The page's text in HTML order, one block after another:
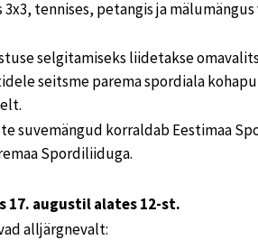
tennises, petangis ja
selgitamiseks liidetakse
seitsme parema spordiala
suvemängud korraldab Eestimaa
Spordiliiduga.
17. augustil alates 12-st.
alljärgnevalt: